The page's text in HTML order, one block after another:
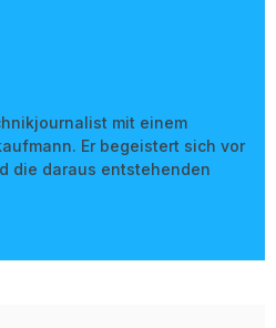
mit einem
Er begeistert sich vor
die daraus entstehenden